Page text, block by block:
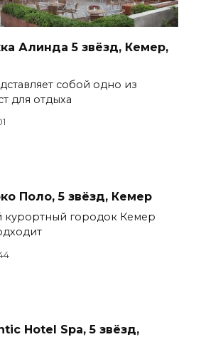
Алинда 5 звёзд, Кемер,
собой одно из
для отдыха
Поло, 5 звёзд, Кемер
курортный городок Кемер
Hotel Spa, 5 звёзд,